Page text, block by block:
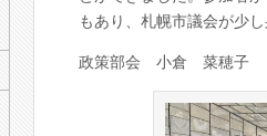
報
告
は
もあり、札幌市議会が少
政策部会 小倉 菜穂子